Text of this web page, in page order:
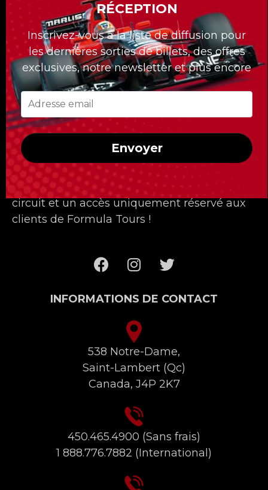
Notre division « Formula Tours » vous offre
plus de 15 Grand-Prix de Formule 1 à travers
le monde.
La division Formula Tours compte 30 ans
déjà et nous nous sommes démarqués avec
nos forfaits sur mesures pour nos clients.
Quelle que soit la course à laquelle vous
voulez assister, Formula Tours vous propose
les meilleurs billets disponibles, des hôtels
de première classe, des transferts privés au
circuit et un accès uniquement réservé aux
clients de Formula Tours !
INFORMATIONS DE CONTACT
538 Notre-Dame,
Saint-Lambert (Qc)
Canada, J4P 2K7
450.465.4900 (Sans frais)
1 888.776.7882 (International)
RÉCEPTION
Inscrivez-vous à la liste de diffusion pour
les dernières sorties de billets, des offres
exclusives, notre newsletter et plus encore
Envoyer